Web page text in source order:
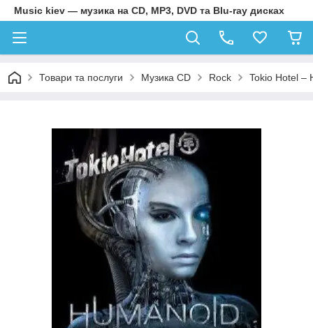
Music kiev — музика на CD, MP3, DVD та Blu-ray дисках
Товари та послуги Музика CD Rock Tokio Hotel –